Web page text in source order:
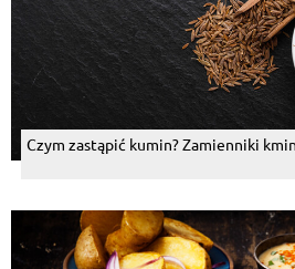
Czym zastąpić kumin? Zamienniki